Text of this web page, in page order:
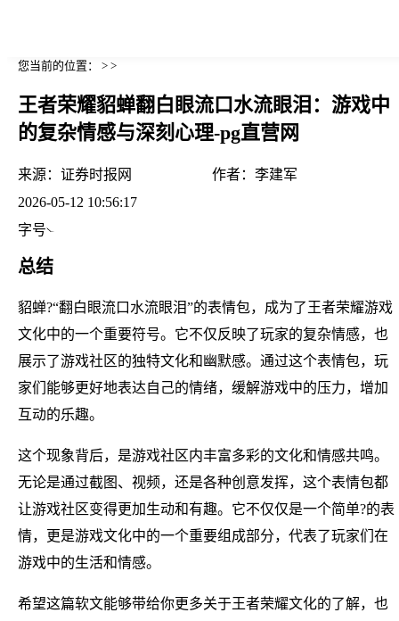
您当前的位置： > >
王者荣耀貂蝉翻白眼流口水流眼泪：游戏中
的复杂情感与深刻心理-pg直营网
来源： 证券时报网 作者： 李建军
2026-05-12 10:56:17
字号
总结
貂蝉?“翻白眼流口水流眼泪”的表情包，成为了王者荣耀游戏
文化中的一个重要符号。它不仅反映了玩家的复杂情感，也
展示了游戏社区的独特文化和幽默感。通过这个表情包，玩
家们能够更好地表达自己的情绪，缓解游戏中的压力，增加
互动的乐趣。
这个现象背后，是游戏社区内丰富多彩的文化和情感共鸣。
无论是通过截图、视频，还是各种创意发挥，这个表情包都
让游戏社区变得更加生动和有趣。它不仅仅是一个简单?的表
情，更是游戏文化中的一个重要组成部分，代表了玩家们在
游戏中的生活和情感。
希望这篇软文能够带给你更多关于王者荣耀文化的了解，也